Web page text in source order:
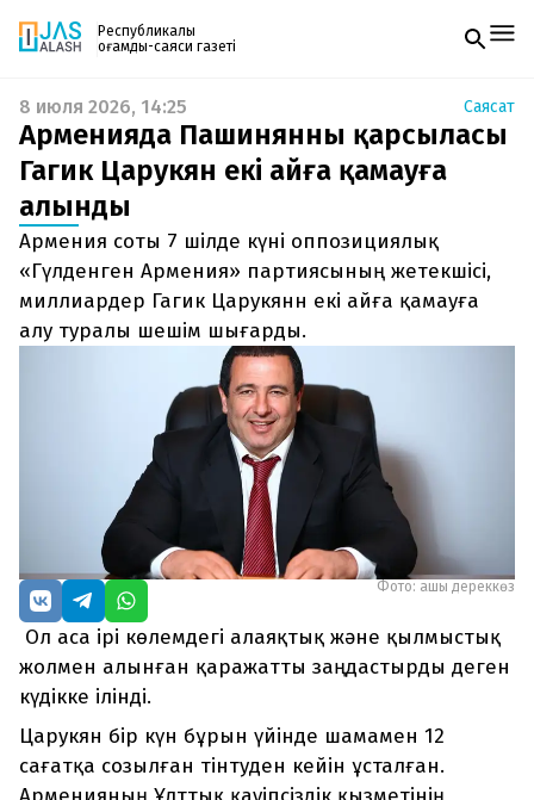
Республикалық
қоғамдық-саяси газеті
Жаңалықтар
Спорт
Live
Руханият
Аймақ
Архив
Заң және тәртіп
Редакциямен байланыс
+7 708 604 51 06
zhasalash100@gmail.com
Газетке жазылу
PDF форматтағы газетті ай сайын электронды
поштаңызға алып отырыңыз. Жаңа нөмір
шыққан сәтте сізге бірден жіберіледі. Тек email
енгізіңіз, біз қалғанын өзіміз жібереміз.
8 июля 2026, 14:25 Саясат
Арменияда Пашинянның қарсыласы
Гагик Царукян екі айға қамауға
алынды
Армения соты 7 шілде күні оппозициялық
«Гүлденген Армения» партиясының жетекшісі,
миллиардер Гагик Царукянн екі айға қамауға
алу туралы шешім шығарды.
Фото: ашық дереккөз
Ол аса ірі көлемдегі алаяқтық және қылмыстық
жолмен алынған қаражатты заңдастырды деген
күдікке ілінді.
Царукян бір күн бұрын үйінде шамамен 12
сағатқа созылған тінтуден кейін ұсталған.